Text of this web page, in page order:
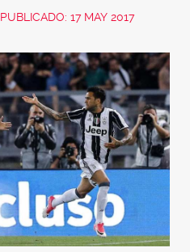
PUBLICADO: 17 MAY 2017